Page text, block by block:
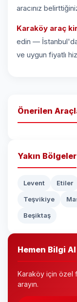
aracınız
Karaköy araç
edin — İstanbul'da
ve uygun fiyatlı
Önerilen
Yakın Bölgeler
Levent Etiler
Teşvikiye
Beşiktaş
Hemen Bilgi Al
Karaköy için özel
arayın.